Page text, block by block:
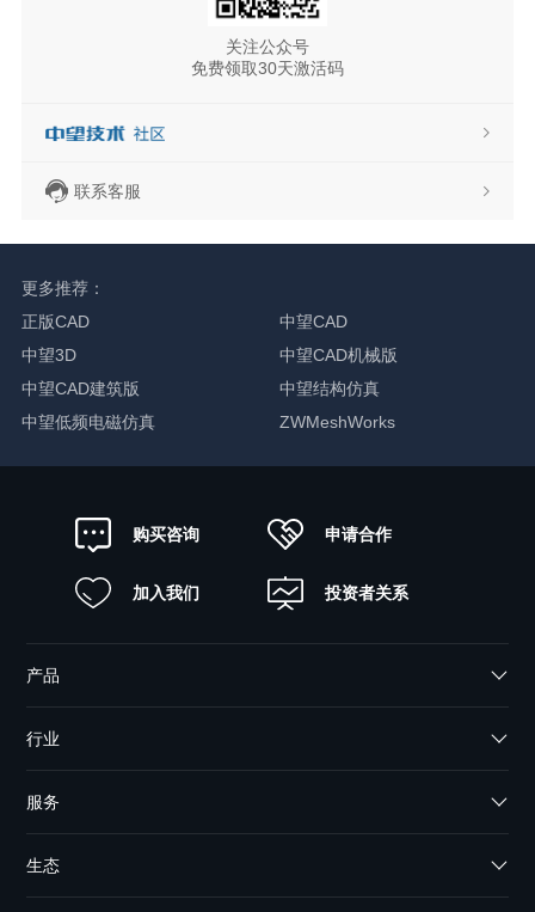
关注公众号
免费领取30天激活码
联系客服
更多推荐：
正版CAD
中望CAD
中望3D
中望CAD机械版
中望CAD建筑版
中望结构仿真
中望低频电磁仿真
ZWMeshWorks
购买咨询 申请合作
加入我们 投资者关系
产品
行业
服务
生态